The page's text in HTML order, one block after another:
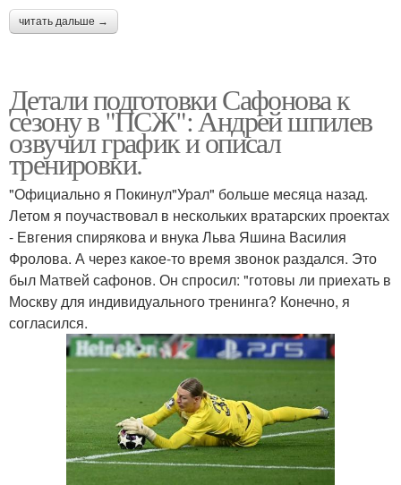
читать дальше →
Детали подготовки Сафонова к
сезону в "ПСЖ": Андрей шпилев
озвучил график и описал
тренировки.
"Официально я Покинул"Урал" больше месяца назад.
Летом я поучаствовал в нескольких вратарских проектах
- Евгения спирякова и внука Льва Яшина Василия
Фролова. А через какое-то время звонок раздался. Это
был Матвей сафонов. Он спросил: "готовы ли приехать в
Москву для индивидуального тренинга? Конечно, я
согласился.